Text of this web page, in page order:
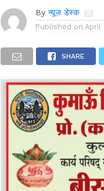
By न्यूज़ डेस्क
Published on April
SHARE